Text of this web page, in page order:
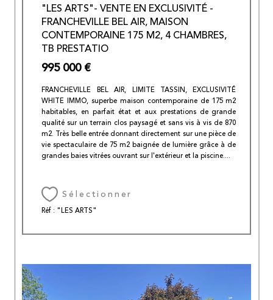
"LES ARTS"- VENTE EN EXCLUSIVITÉ -
FRANCHEVILLE BEL AIR, MAISON
CONTEMPORAINE 175 M2, 4 CHAMBRES,
TB PRESTATIO
995 000 €
FRANCHEVILLE BEL AIR, LIMITE TASSIN, EXCLUSIVITÉ
WHITE IMMO, superbe maison contemporaine de 175 m2
habitables, en parfait état et aux prestations de grande
qualité sur un terrain clos paysagé et sans vis à vis de 870
m2. Très belle entrée donnant directement sur une pièce de
vie spectaculaire de 75 m2 baignée de lumière grâce à de
grandes baies vitrées ouvrant sur l'extérieur et la piscine....
Sélectionner
Réf : "LES ARTS"